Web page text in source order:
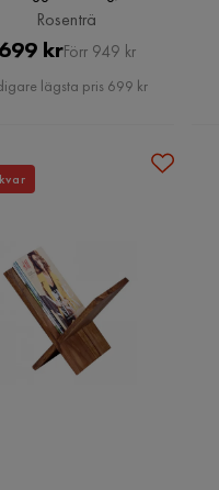
stil Rosenträ, Rosenträ
Rosenträ
Pris
699 krOriginal
Pris
Förr 949 kr
lägsta pris 699 kr